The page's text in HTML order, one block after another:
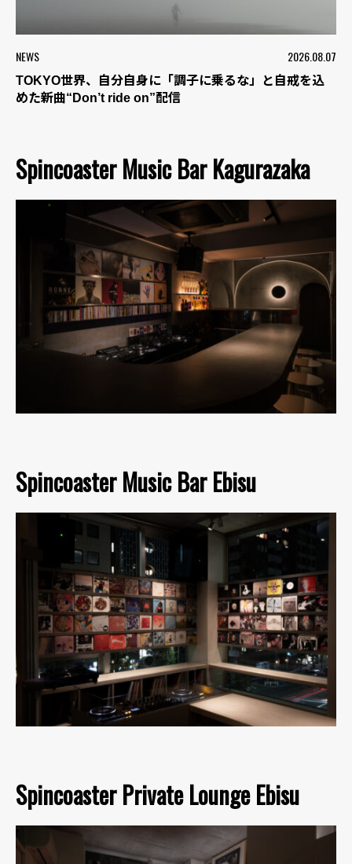
NEWS 2026.08.07
TOKYO世界、自分自身に「調子に乗るな」と自戒を込
めた新曲“Don’t ride on”配信
Spincoaster Music Bar Kagurazaka
Spincoaster Music Bar Ebisu
Spincoaster Private Lounge Ebisu